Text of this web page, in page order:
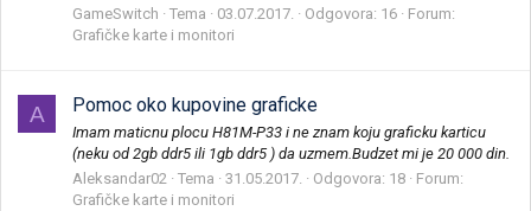
GameSwitch
Tema 03.07.2017. Odgovora: 16
Forum:
Grafičke karte i monitori
A Pomoc oko kupovine graficke
Imam maticnu plocu H81M-P33 i ne znam koju graficku karticu
(neku od 2gb ddr5 ili 1gb ddr5 ) da uzmem.Budzet mi je 20 000 din.
Aleksandar02 Tema 31.05.2017. Odgovora: 18
Forum:
Grafičke karte i monitori